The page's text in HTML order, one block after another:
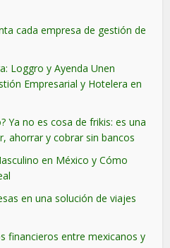
cada empresa de gestión de
Loggro y Ayenda Unen
Empresarial y Hotelera en
Ya no es cosa de frikis: es una
ahorrar y cobrar sin bancos
en México y Cómo
en una solución de viajes
financieros entre mexicanos y